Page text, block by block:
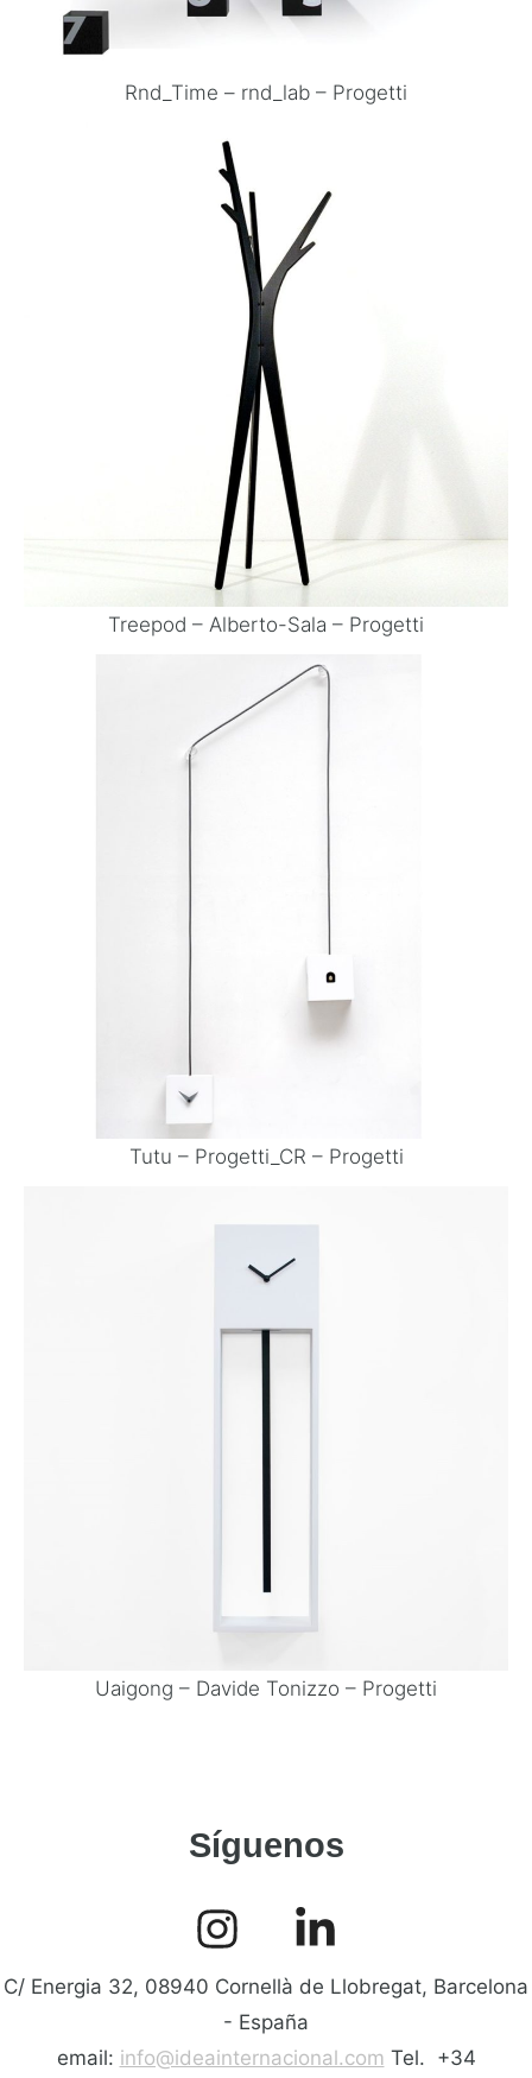
Rnd_Time – rnd_lab – Progetti
Treepod – Alberto-Sala – Progetti
Tutu – Progetti_CR – Progetti
Uaigong – Davide Tonizzo – Progetti
Síguenos
C/ Energia 32, 08940 Cornellà de Llobregat, Barcelona
- España
email: info@ideainternacional.com Tel. +34